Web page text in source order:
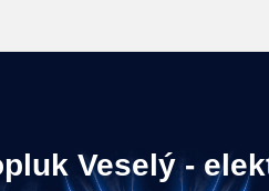
Veselý -